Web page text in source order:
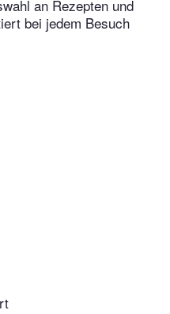
an Rezepten und
bei jedem Besuch